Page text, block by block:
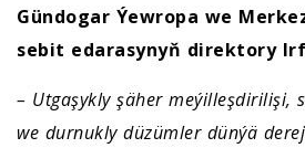
Gündogar Ýewropa we
sebit edarasynyň direktory
– Utgaşykly şäher meýilleşdirilişi,
we durnukly düzümler dünýä